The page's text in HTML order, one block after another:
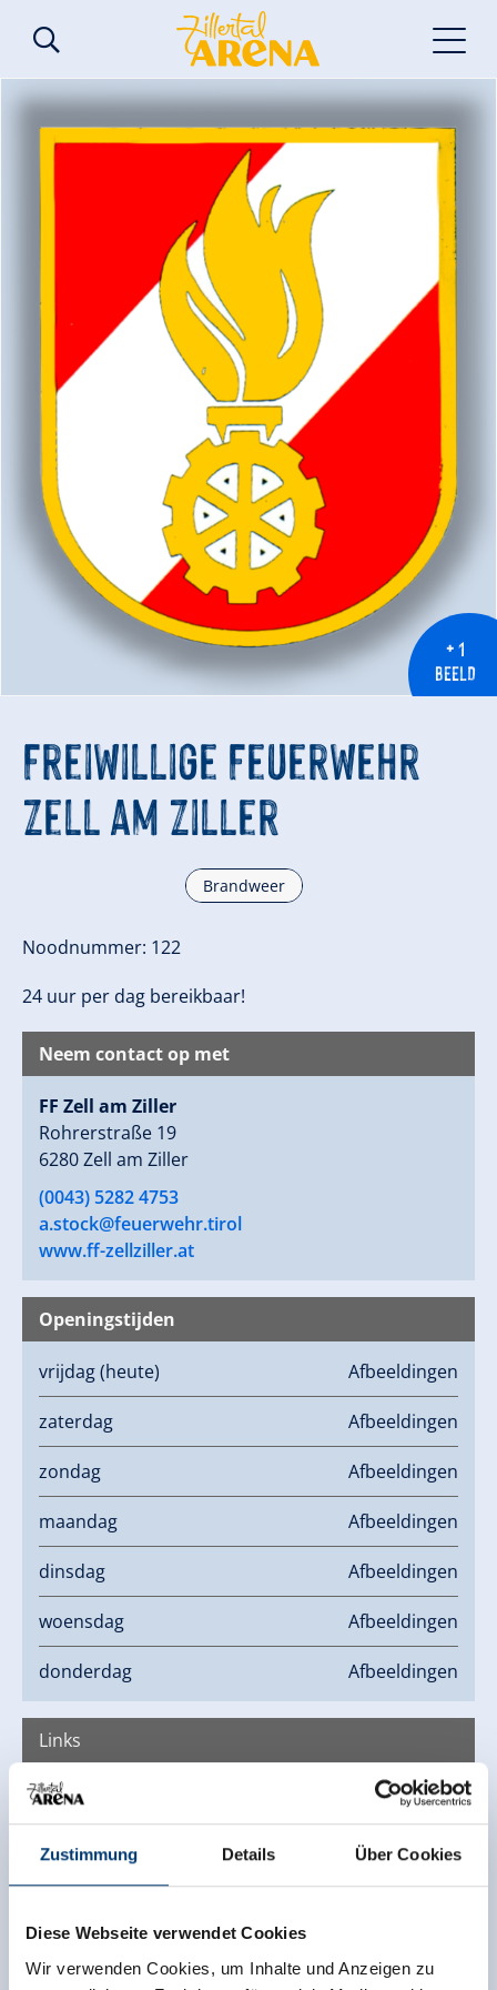
Zustimmung Details Über Cookies
Diese Webseite verwendet Cookies
Wir verwenden Cookies, um Inhalte und Anzeigen zu
+ 1
BEELD
Freiwillige Feuerwehr
Zell am Ziller
Brandweer
Noodnummer: 122
24 uur per dag bereikbaar!
Neem contact op met
FF Zell am Ziller
Rohrerstraße 19
6280 Zell am Ziller
(0043) 5282 4753
a.stock@feuerwehr.tirol
www.ff-zellziller.at
Openingstijden
vrijdag(heute) Afbeeldingen
zaterdag Afbeeldingen
zondag Afbeeldingen
maandag Afbeeldingen
dinsdag Afbeeldingen
woensdag Afbeeldingen
donderdag Afbeeldingen
Links
Homepage